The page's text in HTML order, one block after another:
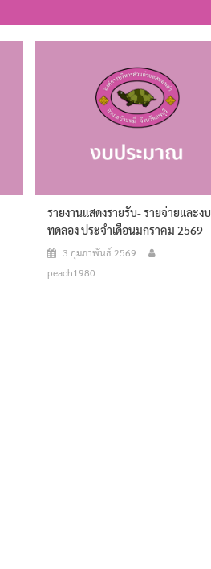
รายงานแสดงรายรับ- รายจ่ายและงบ
ทดลอง ประจำเดือนมกราคม 2569
3 กุมภาพันธ์ 2569
peach1980